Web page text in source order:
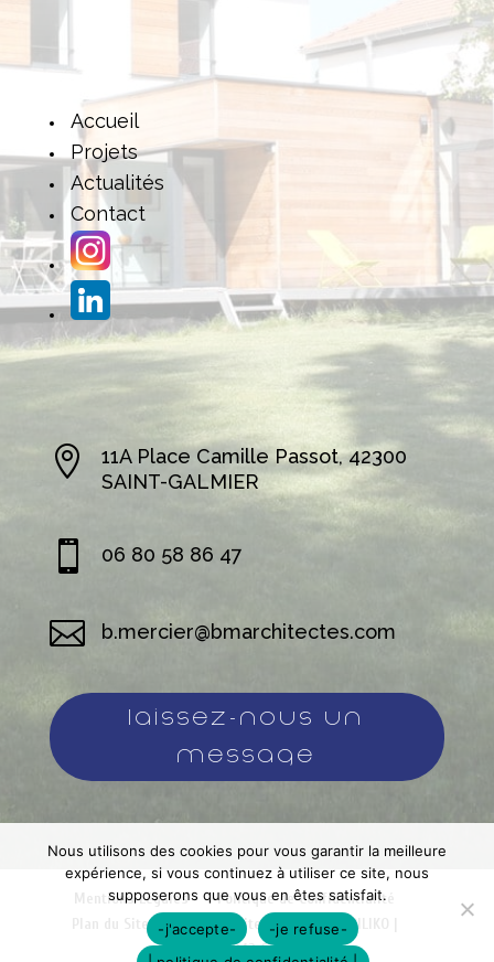
Accueil
Projets
Actualités
Contact

11A Place Camille Passot, 42300
SAINT-GALMIER
 06 80 58 86 47
 b.mercier@bmarchitectes.com
Laissez-nous un
message
Mentions Légales
Politique de Confidentialité
Plan du Site
Création Site Internet | WEBILIKO |
Webdesign 842 Concept
Nous utilisons des cookies pour vous garantir la meilleure
expérience, si vous continuez à utiliser ce site, nous
supposerons que vous en êtes satisfait.
-j'accepte-
-je refuse-